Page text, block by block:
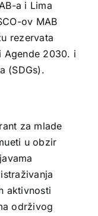
a i Lima
ov MAB
rezervata
Agende 2030. i
(SDGs).
za mlade
u obzir
aktivnosti
održivog